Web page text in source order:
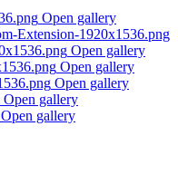
Open gallery
Open gallery
Open gallery
Open gallery
Open gallery
Open gallery